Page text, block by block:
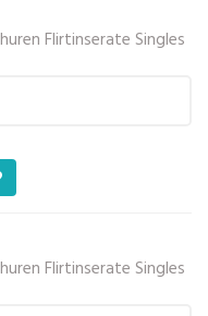
Flirtinserate Singles
Flirtinserate Singles